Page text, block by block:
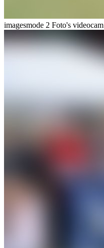
imagesmode 2 Foto's videocam